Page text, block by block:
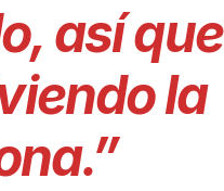
así que
la